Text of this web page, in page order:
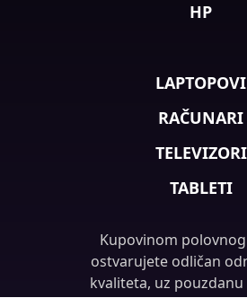
HP
LAPTOPOVI
RAČUNARI
TELEVIZORI
TABLETI
Kupovinom
ostvarujete odličan
kvaliteta, uz